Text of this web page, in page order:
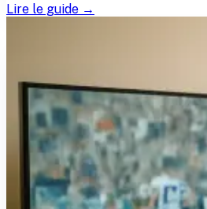
Lire le guide →